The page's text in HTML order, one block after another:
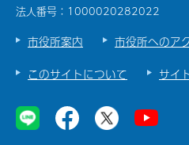
法人番号：1000020282022
市役所案内 市役所へのア
このサイトについて
サイ